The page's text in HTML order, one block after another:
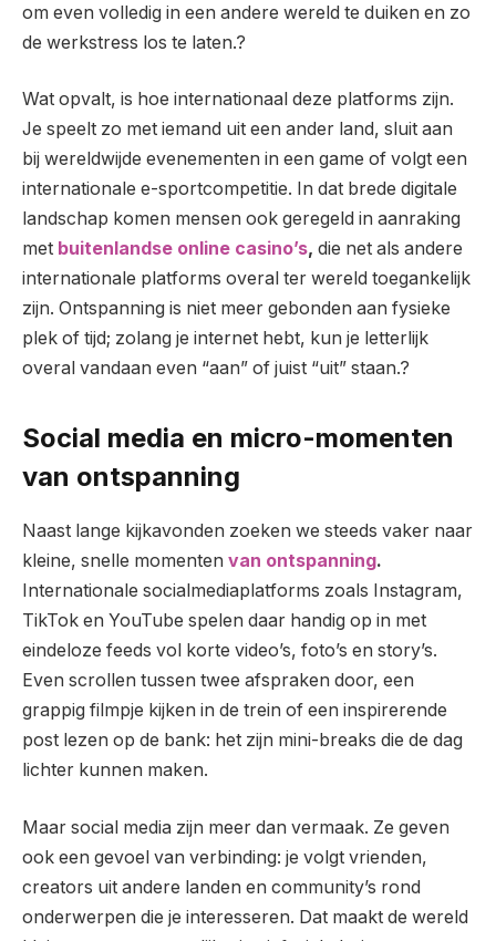
om even volledig in een andere wereld te duiken en zo
de werkstress los te laten.?
Wat opvalt, is hoe internationaal deze platforms zijn.
Je speelt zo met iemand uit een ander land, sluit aan
bij wereldwijde evenementen in een game of volgt een
internationale e-sportcompetitie. In dat brede digitale
landschap komen mensen ook geregeld in aanraking
met buitenlandse online casino’s, die net als andere
internationale platforms overal ter wereld toegankelijk
zijn. Ontspanning is niet meer gebonden aan fysieke
plek of tijd; zolang je internet hebt, kun je letterlijk
overal vandaan even “aan” of juist “uit” staan.?
Social media en micro-momenten
van ontspanning
Naast lange kijkavonden zoeken we steeds vaker naar
kleine, snelle momenten van ontspanning.
Internationale socialmediaplatforms zoals Instagram,
TikTok en YouTube spelen daar handig op in met
eindeloze feeds vol korte video’s, foto’s en story’s.
Even scrollen tussen twee afspraken door, een
grappig filmpje kijken in de trein of een inspirerende
post lezen op de bank: het zijn mini-breaks die de dag
lichter kunnen maken.
Maar social media zijn meer dan vermaak. Ze geven
ook een gevoel van verbinding: je volgt vrienden,
creators uit andere landen en community’s rond
onderwerpen die je interesseren. Dat maakt de wereld